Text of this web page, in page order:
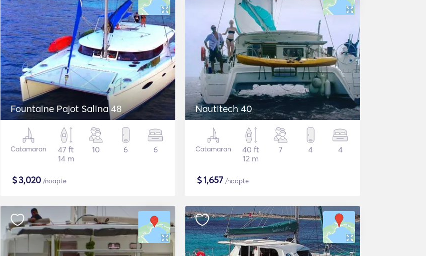
Fountaine Pajot Salina 48
Catamaran
47 ft
14 m
10 6 6
$3,020 /noapte
Nautitech 40
Catamaran
40 ft
12 m
7 4 4
$1,657 /noapte